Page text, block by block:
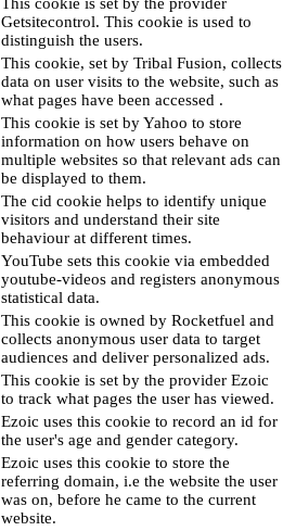
This cookie is set by the provider
Getsitecontrol. This cookie is used to
distinguish the users.
This cookie, set by Tribal Fusion, collects
data on user visits to the website, such as
what pages have been accessed .
This cookie is set by Yahoo to store
information on how users behave on
multiple websites so that relevant ads can
be displayed to them.
The cid cookie helps to identify unique
visitors and understand their site
behaviour at different times.
YouTube sets this cookie via embedded
youtube-videos and registers anonymous
statistical data.
This cookie is owned by Rocketfuel and
collects anonymous user data to target
audiences and deliver personalized ads.
This cookie is set by the provider Ezoic
to track what pages the user has viewed.
Ezoic uses this cookie to record an id for
the user's age and gender category.
Ezoic uses this cookie to store the
referring domain, i.e the website the user
was on, before he came to the current
website.